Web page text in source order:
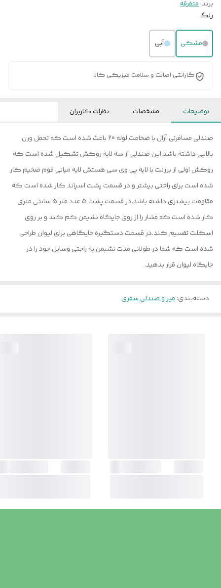
برند:متفرقه
رنگ
مشکی آبی
گارانتی اصالت و سلامت فیزیکی کالا
توضیحات مشخصات نظرات کاربران
صندلی مسافرتی آرال با ضخامت لوله 20 باعث شده است که تحمل ورن
بالایی داشته باشد.این صندلی از سه لایه روکش تشکیل شده است که
روکش اولی از برزنت با لایه پی وی سی هستش لایه میانی فوم ضخیم کار
شده است برای راحتی بیشتر و در قسمت پشت اسپاند کار شده است که
مقاومت بیشتری داشته باشد.در قسمت پشت 5 عدد فنر 5 سانتی متری
کار شده است که فشار را از روی جایگاه نشیمن کم کند و بر روی
اسکلت تقسیم کند.در قسمت دستگیره جایگاهی برای لیوان طراحی
شده است که شما در طولانی مدت نشیمن به راحتی وسایل خود را در
جایگاه لیوان قرار بدهید.
دسته‌بندی:میز و صندلی سفری